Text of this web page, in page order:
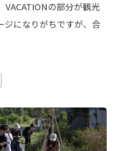
VACATIONの部分が観光
ジになりがちですが、合